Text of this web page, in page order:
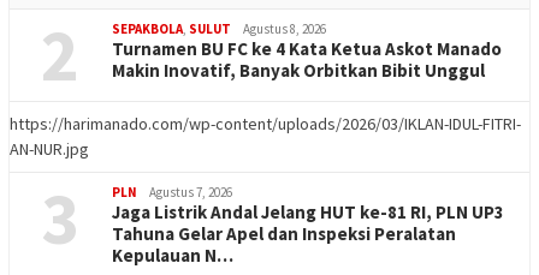
2 SEPAKBOLA SULUT Agustus 8, 2026
Turnamen BU FC ke 4 Kata Ketua Askot Manado
Makin Inovatif, Banyak Orbitkan Bibit Unggul
https://harimanado.com/wp-content/uploads/2026/03/IKLAN-IDUL-FITRI-
AN-NUR.jpg
3 PLN Agustus 7, 2026
Jaga Listrik Andal Jelang HUT ke-81 RI, PLN UP3
Tahuna Gelar Apel dan Inspeksi Peralatan
Kepulauan N…